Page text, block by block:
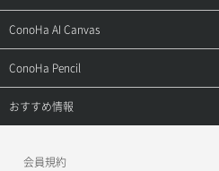
お問い合わせ
お乗り換えガイド
よくある質問
APIドキュメントVPS2.0
APIドキュメントVPS3.0
ご利用ガイド
APIドキュメントVPS2.0
APIドキュメントVPS3.0
サポートトップ
ご利用ガイド
ConoHa AI Canvas
サポートトップ
ご利用ガイド
ConoHa Pencil
サポートトップ
おすすめ情報
会員規約